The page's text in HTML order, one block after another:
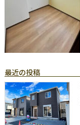
最近の投稿